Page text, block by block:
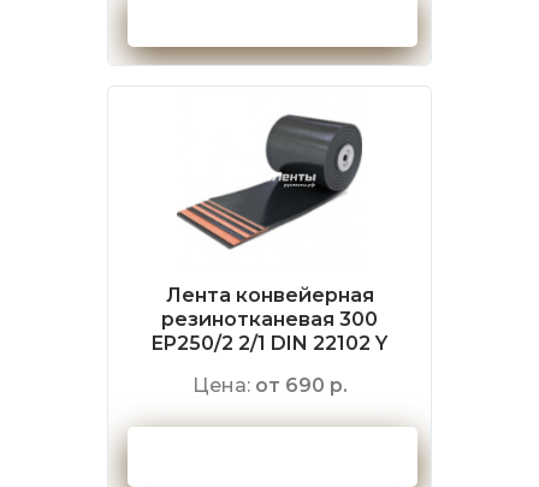
Лента конвейерная
резинотканевая 300
EP250/2 2/1 DIN 22102 Y
Цена: от 690 р.